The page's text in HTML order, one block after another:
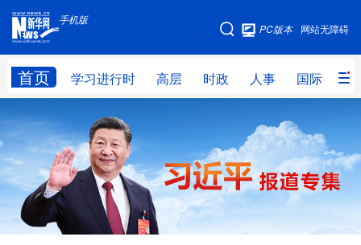
手机版
网站无障碍
PC版本
首页 学习进行时 高层 时政 人事 国际 财
手机版
网站地图
学习进行时 高层 人事
国际 财经 网评 港澳
台湾 思客智库 全球连线 教育
科技 科创 量子